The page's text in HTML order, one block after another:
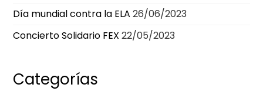
Día mundial contra la ELA 26/06/2023
Concierto Solidario FEX 22/05/2023
Categorías